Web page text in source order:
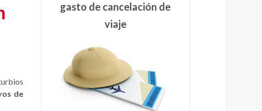
de
gasto de cancelación de
viaje